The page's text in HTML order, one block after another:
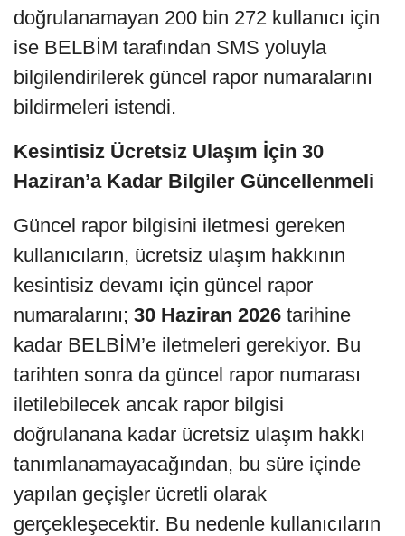
doğrulanamayan 200 bin 272 kullanıcı için
ise BELBİM tarafından SMS yoluyla
bilgilendirilerek güncel rapor numaralarını
bildirmeleri istendi.
Kesintisiz Ücretsiz Ulaşım İçin 30
Haziran’a Kadar Bilgiler Güncellenmeli
Güncel rapor bilgisini iletmesi gereken
kullanıcıların, ücretsiz ulaşım hakkının
kesintisiz devamı için güncel rapor
numaralarını; 30 Haziran 2026 tarihine
kadar BELBİM’e iletmeleri gerekiyor. Bu
tarihten sonra da güncel rapor numarası
iletilebilecek ancak rapor bilgisi
doğrulanana kadar ücretsiz ulaşım hakkı
tanımlanamayacağından, bu süre içinde
yapılan geçişler ücretli olarak
gerçekleşecektir. Bu nedenle kullanıcıların